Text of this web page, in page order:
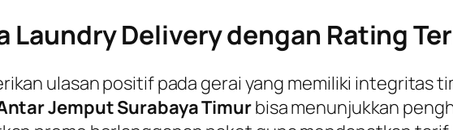
Laundry Delivery dengan Rating
ulasan positif pada gerai yang memiliki integritas
Jemput Surabaya Timurbisa menunjukkan